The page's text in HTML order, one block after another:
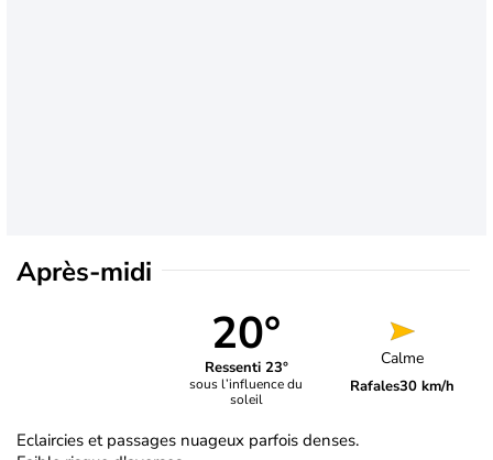
Après-midi
20°
Ressenti 23°
sous l’influence du
soleil
Calme
Rafales30 km/h
Eclaircies et passages nuageux parfois denses.